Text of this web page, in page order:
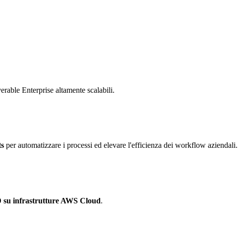
Enterprise altamente scalabili.
per automatizzare i processi ed elevare l'efficienza dei workflow aziendali.
su infrastrutture AWS Cloud.